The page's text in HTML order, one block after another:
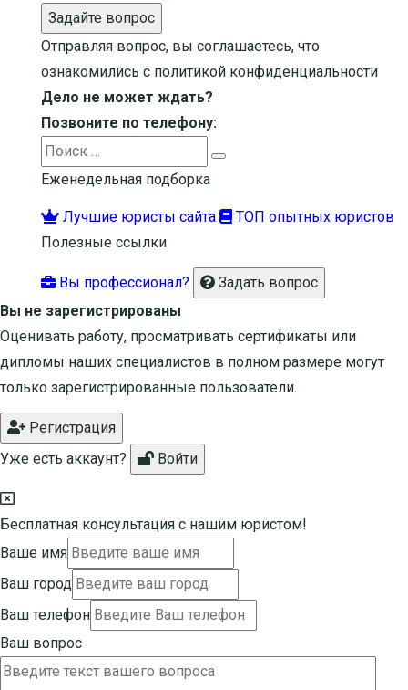
Задайте вопрос
Отправляя вопрос, вы соглашаетесь, что
ознакомились с политикой конфиденциальности
Дело не может ждать?
Позвоните по телефону:
Search
for:
Еженедельная подборка
Лучшие юристы сайта
ТОП опытных юристов
Полезные ссылки
Вы профессионал?
Задать вопрос
Вы не зарегистрированы
Оценивать работу, просматривать сертификаты или
дипломы наших специалистов в полном размере могут
только зарегистрированные пользователи.
Регистрация
Уже есть аккаунт?
Войти
Бесплатная консультация с нашим юристом!
Ваше имя
Ваш город
Ваш телефон
Ваш вопрос